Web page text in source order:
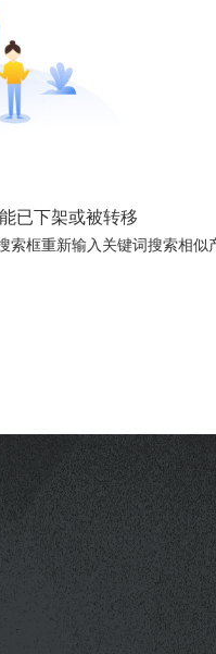
已下架或被转移
索框重新输入关键词搜索相似